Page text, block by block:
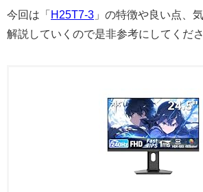
今回は「 H25T7-3 」の特徴や良い点、
解説していくので是非参考にしてくださ